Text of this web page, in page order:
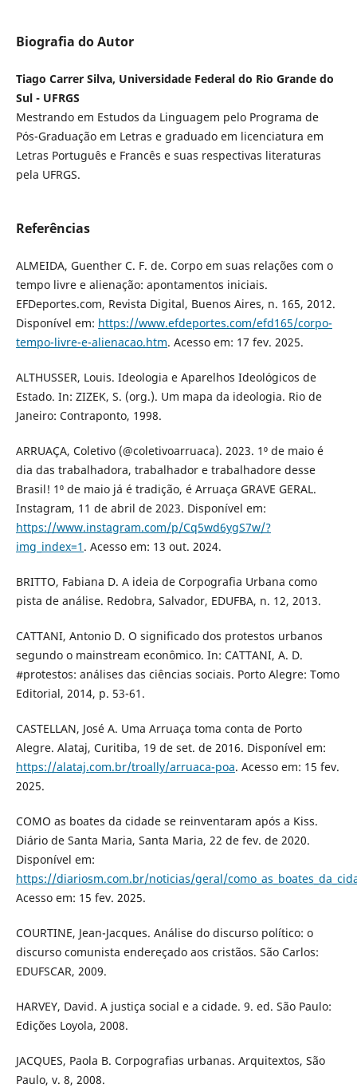
Biografia do Autor
Tiago Carrer Silva, Universidade Federal do Rio Grande do
Sul - UFRGS
Mestrando em Estudos da Linguagem pelo Programa de
Pós-Graduação em Letras e graduado em licenciatura em
Letras Português e Francês e suas respectivas literaturas
pela UFRGS.
Referências
ALMEIDA, Guenther C. F. de. Corpo em suas relações com o
tempo livre e alienação: apontamentos iniciais.
EFDeportes.com, Revista Digital, Buenos Aires, n. 165, 2012.
Disponível em: https://www.efdeportes.com/efd165/corpo-
tempo-livre-e-alienacao.htm. Acesso em: 17 fev. 2025.
ALTHUSSER, Louis. Ideologia e Aparelhos Ideológicos de
Estado. In: ZIZEK, S. (org.). Um mapa da ideologia. Rio de
Janeiro: Contraponto, 1998.
ARRUAÇA, Coletivo (@coletivoarruaca). 2023. 1⁰ de maio é
dia das trabalhadora, trabalhador e trabalhadore desse
Brasil! 1⁰ de maio já é tradição, é Arruaça GRAVE GERAL.
Instagram, 11 de abril de 2023. Disponível em:
https://www.instagram.com/p/Cq5wd6ygS7w/?
img_index=1 . Acesso em: 13 out. 2024.
BRITTO, Fabiana D. A ideia de Corpografia Urbana como
pista de análise. Redobra, Salvador, EDUFBA, n. 12, 2013.
CATTANI, Antonio D. O significado dos protestos urbanos
segundo o mainstream econômico. In: CATTANI, A. D.
#protestos: análises das ciências sociais. Porto Alegre: Tomo
Editorial, 2014, p. 53-61.
CASTELLAN, José A. Uma Arruaça toma conta de Porto
Alegre. Alataj, Curitiba, 19 de set. de 2016. Disponível em:
https://alataj.com.br/troally/arruaca-poa. Acesso em: 15 fev.
2025.
COMO as boates da cidade se reinventaram após a Kiss.
Diário de Santa Maria, Santa Maria, 22 de fev. de 2020.
Disponível em:
https://diariosm.com.br/noticias/geral/
Acesso em: 15 fev. 2025.
COURTINE, Jean-Jacques. Análise do discurso político: o
discurso comunista endereçado aos cristãos. São Carlos:
EDUFSCAR, 2009.
HARVEY, David. A justiça social e a cidade. 9. ed. São Paulo:
Edições Loyola, 2008.
JACQUES, Paola B. Corpografias urbanas. Arquitextos, São
Paulo, v. 8, 2008.